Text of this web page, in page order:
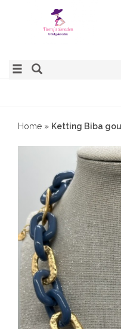
Home » Ketting Biba